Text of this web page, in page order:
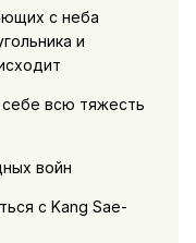
с неба
и
себе всю тяжесть
войн
с Kang Sae-